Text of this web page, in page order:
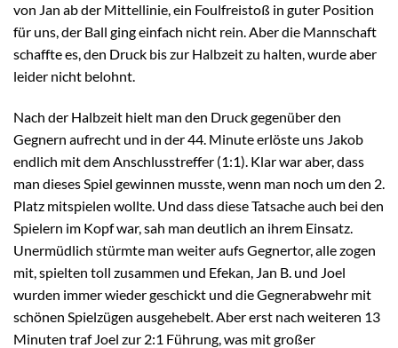
von Jan ab der Mittellinie, ein Foulfreistoß in guter Position
für uns, der Ball ging einfach nicht rein. Aber die Mannschaft
schaffte es, den Druck bis zur Halbzeit zu halten, wurde aber
leider nicht belohnt.
Nach der Halbzeit hielt man den Druck gegenüber den
Gegnern aufrecht und in der 44. Minute erlöste uns Jakob
endlich mit dem Anschlusstreffer (1:1). Klar war aber, dass
man dieses Spiel gewinnen musste, wenn man noch um den 2.
Platz mitspielen wollte. Und dass diese Tatsache auch bei den
Spielern im Kopf war, sah man deutlich an ihrem Einsatz.
Unermüdlich stürmte man weiter aufs Gegnertor, alle zogen
mit, spielten toll zusammen und Efekan, Jan B. und Joel
wurden immer wieder geschickt und die Gegnerabwehr mit
schönen Spielzügen ausgehebelt. Aber erst nach weiteren 13
Minuten traf Joel zur 2:1 Führung, was mit großer